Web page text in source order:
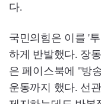
다.
국민의힘은 이를 '
하게 반발했다. 장
은 페이스북에 "방
운동까지 했다. 선